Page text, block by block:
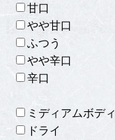
甘口
やや甘口
ふつう
やや辛口
辛口
ミディアムボディ
ドライ